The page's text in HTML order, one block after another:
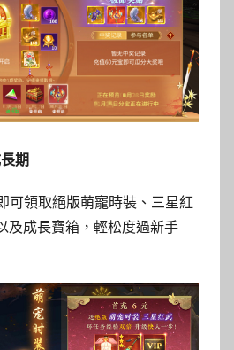
期
可領取絕版萌寵時裝、三星紅
及成長寶箱，輕松度過新手